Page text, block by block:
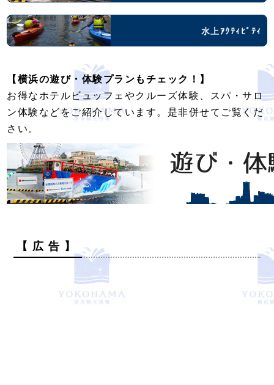
水上ｱｸﾃｨﾋﾞﾃｨ
【横浜の遊び・体験プランもチェック！】
お得なホテルビュッフェやクルーズ体験、スパ・サロ
ン体験などをご紹介しています。是非併せてご覧くだ
さい。
【 広 告 】